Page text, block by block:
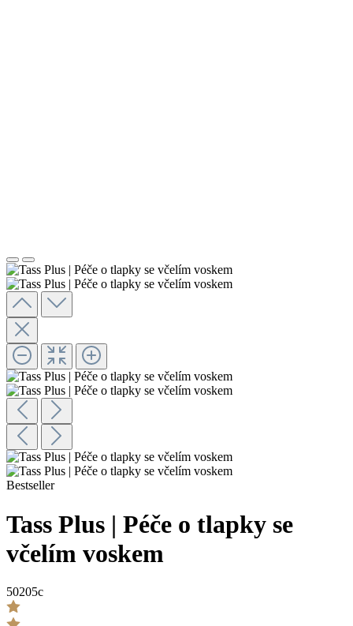
Bestseller
Tass Plus | Péče o tlapky se
včelím voskem
50205c